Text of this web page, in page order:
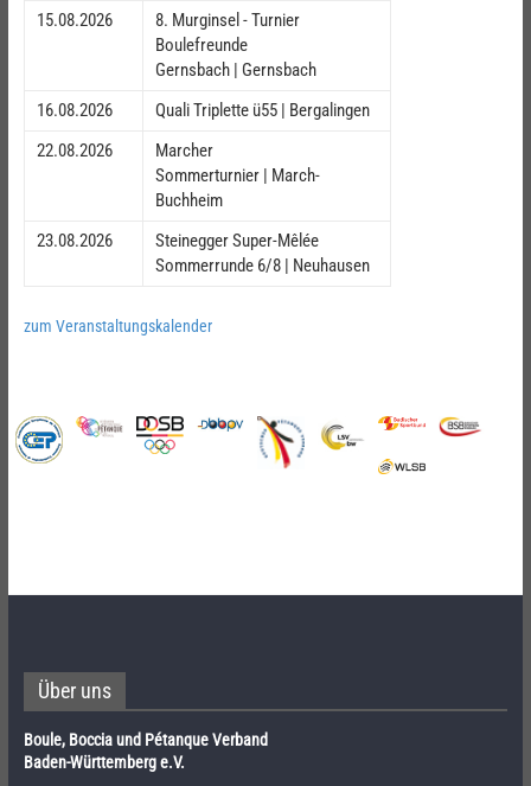
15.08.2026
8. Murginsel - Turnier
Boulefreunde
Gernsbach | Gernsbach
16.08.2026
Quali Triplette ü55 | Bergalingen
22.08.2026
Marcher
Sommerturnier | March-
Buchheim
23.08.2026
Steinegger Super-Mêlée
Sommerrunde 6/8 | Neuhausen
zum Veranstaltungskalender
Über uns
Boule, Boccia und Pétanque Verband
Baden-Württemberg e.V.